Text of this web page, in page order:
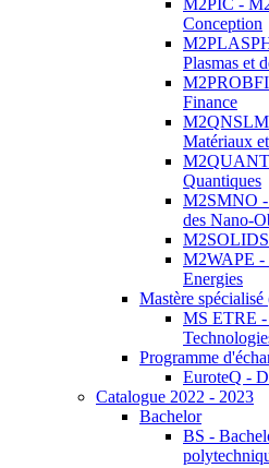
M2PIC -
Conception
Plasmas et
Finance
Matériaux
Quantiques
M2SMNO -
des Nano-
M2SOLIDS
M2WAPE -
Energies
Mastère
MS ETRE -
Programme
EuroteQ -
Catalogue 2022 - 2023
Bachelor
BS -